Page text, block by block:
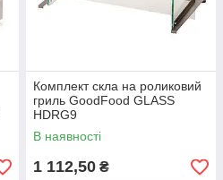
Комплект скла на роликовий
гриль GoodFood GLASS
HDRG9
В наявності
1 112,50 ₴